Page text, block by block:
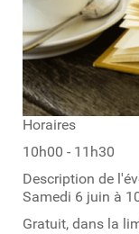
Horaires
10h00 - 11h30
Description de
Samedi 6 juin à
Gratuit, dans la